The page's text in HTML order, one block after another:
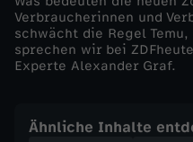
s
i
c
Verbraucherinnen und
schwächt die Regel
sprechen wir bei
Experte Alexander Graf.
Ähnliche Inhalte